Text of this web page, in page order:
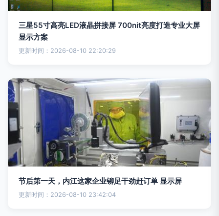
三星55寸高亮LED液晶拼接屏 700nit亮度打造专业大屏
显示方案
更新时间：2026-08-10 22:20:29
节后第一天，内江这家企业铆足干劲赶订单 显示屏
更新时间：2026-08-10 23:42:04